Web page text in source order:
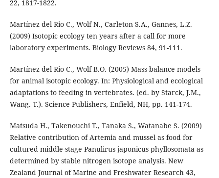
22, 1817-1822.
Martínez del Rio C., Wolf N., Carleton S.A., Gannes, L.Z.
(2009) Isotopic ecology ten years after a call for more
laboratory experiments. Biology Reviews 84, 91-111.
Martínez del Rio C., Wolf B.O. (2005) Mass-balance models
for animal isotopic ecology. In: Physiological and ecological
adaptations to feeding in vertebrates. (ed. by Starck, J.M.,
Wang. T.). Science Publishers, Enfield, NH, pp. 141-174.
Matsuda H., Takenouchi T., Tanaka S., Watanabe S. (2009)
Relative contribution of Artemia and mussel as food for
cultured middle-stage Panulirus japonicus phyllosomata as
determined by stable nitrogen isotope analysis. New
Zealand Journal of Marine and Freshwater Research 43,